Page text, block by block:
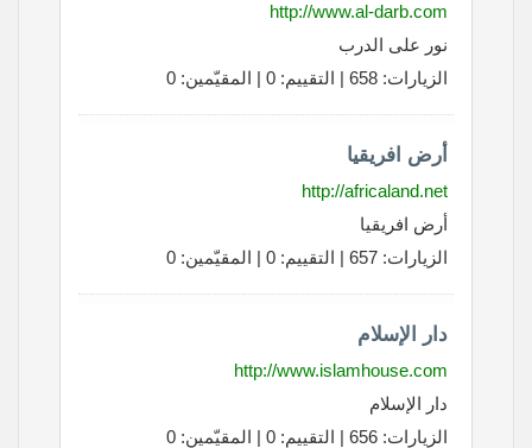
http://www.al-darb.com
نور على الدرب
الزيارات: 658 | التقييم: 0 | المقيّمين: 0
أرض افريقيا
http://africaland.net
أرض افريقيا
الزيارات: 657 | التقييم: 0 | المقيّمين: 0
دار الإسلام
http://www.islamhouse.com
دار الإسلام
الزيارات: 656 | التقييم: 0 | المقيّمين: 0